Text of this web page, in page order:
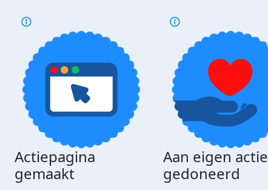
Actiepagina
gemaakt
Aan eigen actie
gedoneerd